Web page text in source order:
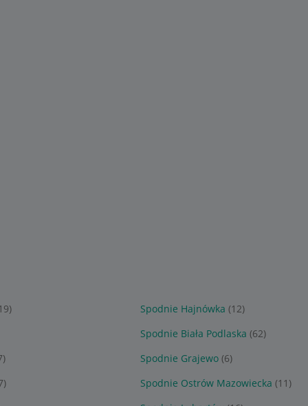
Spodnie Hajnówka (12)
Spodnie Biała Podlaska (62)
Spodnie Grajewo (6)
Spodnie Ostrów Mazowiecka (11)